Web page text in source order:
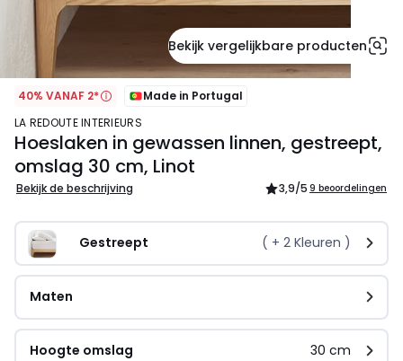
Bekijk vergelijkbare producten
40% VANAF 2*
Made in Portugal
LA REDOUTE INTERIEURS
Hoeslaken in gewassen linnen, gestreept,
omslag 30 cm, Linot
Bekijk de beschrijving 3,9/5 9 beoordelingen
Gestreept ( + 2 Kleuren )
Maten
Hoogte omslag 30 cm